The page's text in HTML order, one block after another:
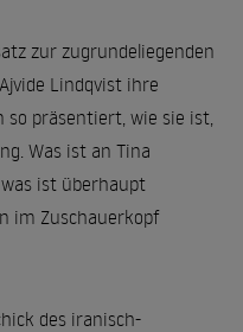
zur zugrundeliegenden
Lindqvist ihre
so präsentiert, wie sie ist,
Was ist an Tina
ist überhaupt
im Zuschauerkopf
des iranisch-